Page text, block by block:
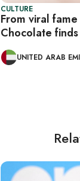
CULTURE
From viral
Chocolate
UNITED ARAB